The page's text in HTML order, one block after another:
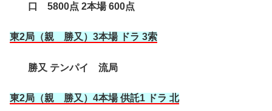
口 5800点 2本場 600点
東2局（親 勝又）3本場 ドラ 3索
勝又 テンパイ 流局
東2局（親 勝又）4本場 供託1 ドラ 北